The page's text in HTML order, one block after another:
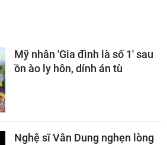
Mỹ nhân 'Gia đình là số 1' sau
ồn ào ly hôn, dính án tù
Nghệ sĩ Vân Dung nghẹn lòng